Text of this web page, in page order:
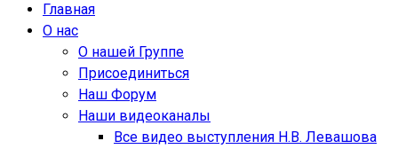
Главная
О нас
О нашей Группе
Присоединиться
Наш Форум
Наши видеоканалы
Все видео выступления Н.В. Левашова